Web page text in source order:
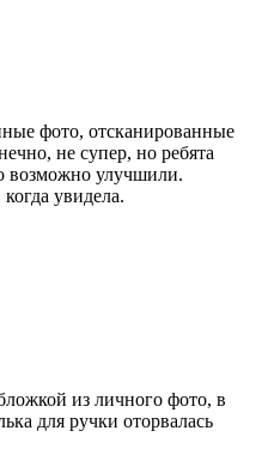
фото, отсканированные
не супер, но ребята
возможно улучшили.
увидела.
из личного фото, в
для ручки оторвалась